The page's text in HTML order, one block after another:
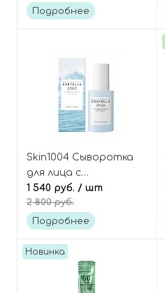
(спикулами) и
Подробнее
Skin1004 Сыворотка
для лица с
гиалуроновой
кислотой для
интенсивного
Madagascar Centella
Hyalu-Cica Blue Serum
1 540 руб. / шт
2 800 руб.
Подробнее
Новинка